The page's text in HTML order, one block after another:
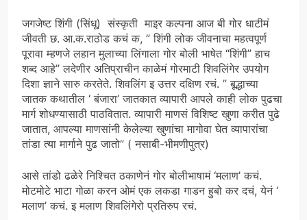
जगजेष्ट शिंगी (सिंधू) संस्कृती माइर कल्पना आज बी गोर धाटीमं
जीवती छ. आ.क.राठोड कचं क, ” शिंगी लोक जीवनाचा महत्वपूर्ण
पूरावा म्हणजे लहान मुलाच्या लिंगाला गोर बोली भाषेत “शिंगी” हाच
शब्द आहे” लदेणीर अतिप्राचीन काळेमं गोरमाटी शिवलिंगेर उपयोग
दिशा ज्ञाने सारु करतेते. शिवलिंग इ उत्तर दक्षिण रचं. ” बूद्धाच्या
जातक कथातील ‘ बंजारा’ जातकात व्यापारी आपले काही लोक पुढचा
मार्ग शोधण्यासाठी पाठवितात. व्यापारी माणसं विशिष्ट खुणा करीत पुढे
जातात, आपल्या माणसांनी केलेल्या खुणांचा मागोवा घेत व्यापारांचा
तांडा त्या मार्गाने पुढ जातो” ( नसाबी-भीमणीपुत्र)
आसे तांडो ढळेरे निश्चित ठकाणेनं गोर बोलीभाषामं ‘मलाण’ कचं.
मोटमोटे भाटा गोळा करन ओमं एक लकडा गाडन हुबो कर दचं, येनं ‘
मलाण’ कचं. इ मलाण शिवलिंगेरो प्रतिरुप रचं.